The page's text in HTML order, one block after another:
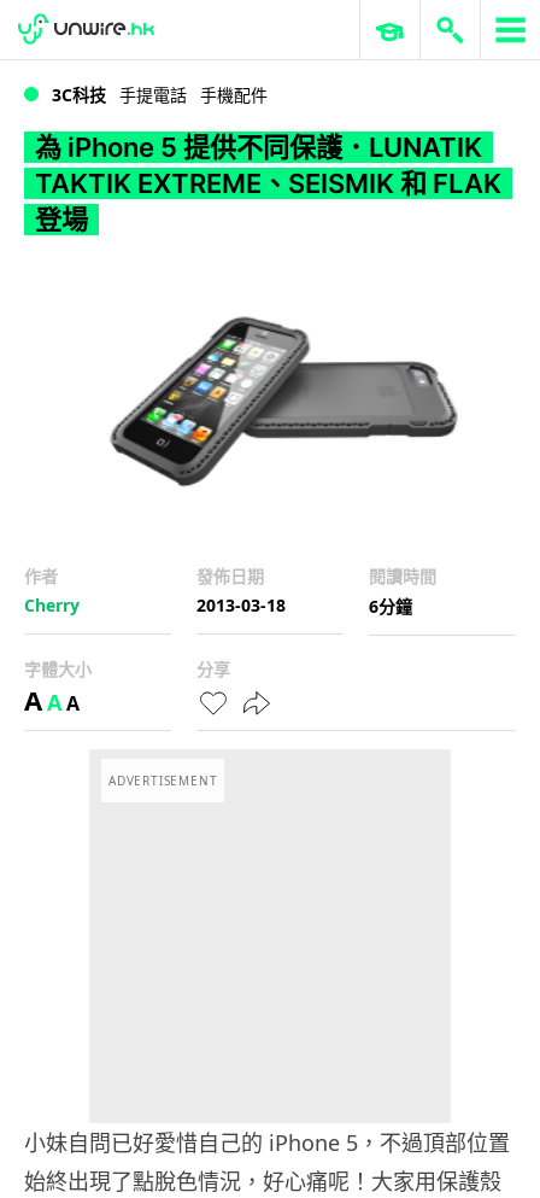
WWDC 2026 ERP 與商業 AI
3C科技 手提電話 手機配件
為 iPhone 5 提供不同保護．LUNATIK
TAKTIK EXTREME、SEISMIK 和 FLAK
登場
作者
Cherry
發佈日期
2013-03-18
閱讀時間
6分鐘
字體大小
AAA
分享
ADVERTISEMENT
小妹自問已好愛惜自己的 iPhone 5，不過頂部位置
始終出現了點脫色情況，好心痛呢！大家用保護殼